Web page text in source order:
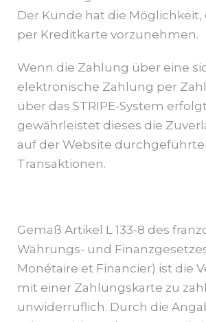
Der Kunde hat die Möglichkeit,
per Kreditkarte vorzunehmen.
Wenn die Zahlung über eine
elektronische Zahlung per
über das STRIPE-System
gewährleistet dieses die
auf der Website
Transaktionen.
Gemäß Artikel L 133-8 des
Währungs- und
Monétaire et Financier) ist die
mit einer Zahlungskarte zu
unwiderruflich. Durch die